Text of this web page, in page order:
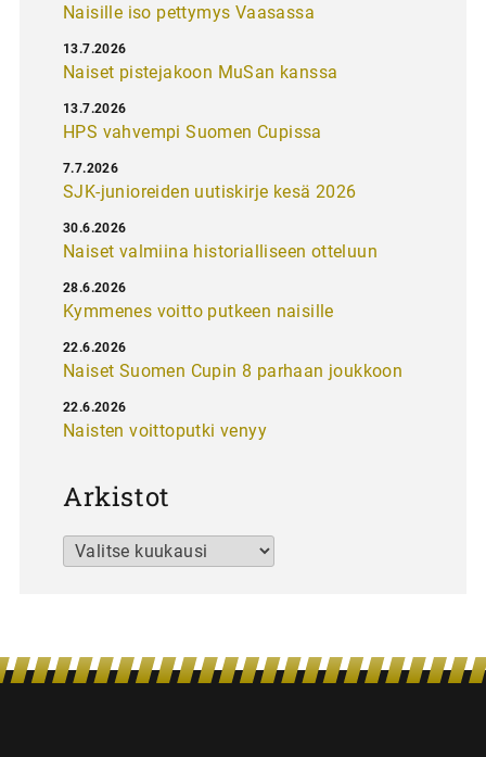
Naisille iso pettymys Vaasassa
Naiset pistejakoon MuSan kanssa
13.7.2026
HPS vahvempi Suomen Cupissa
13.7.2026
SJK-junioreiden uutiskirje kesä 2026
7.7.2026
Naiset valmiina historialliseen otteluun
30.6.2026
Kymmenes voitto putkeen naisille
28.6.2026
Naiset Suomen Cupin 8 parhaan joukkoon
22.6.2026
Naisten voittoputki venyy
22.6.2026
Arkistot
Arkistot